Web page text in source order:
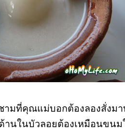
ามที่คุณแม่บอกต้องลองสั่งม
นในบัวลอยต้องเหมือนขนม